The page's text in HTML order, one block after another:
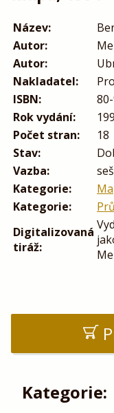
Název:
Autor:
Autor:
Nakladatel:
ISBN:
Rok vydání:
Počet stran:
18
Stav:
Vazba:
Kategorie:
Kategorie:
Digitalizovaná
tiráž:
Kategorie: